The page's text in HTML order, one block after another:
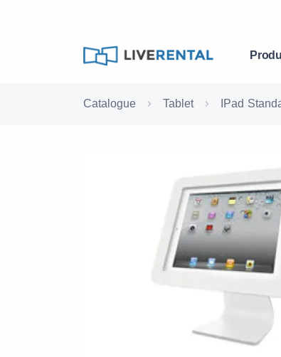
Catalogue Tablet IPad